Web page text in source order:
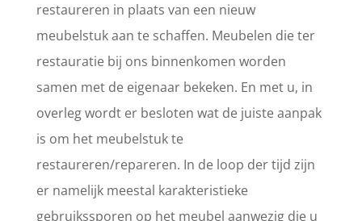
restaureren in plaats van een nieuw
meubelstuk aan te schaffen. Meubelen die ter
restauratie bij ons binnenkomen worden
samen met de eigenaar bekeken. En met u, in
overleg wordt er besloten wat de juiste aanpak
is om het meubelstuk te
restaureren/repareren. In de loop der tijd zijn
er namelijk meestal karakteristieke
gebruikssporen op het meubel aanwezig die u